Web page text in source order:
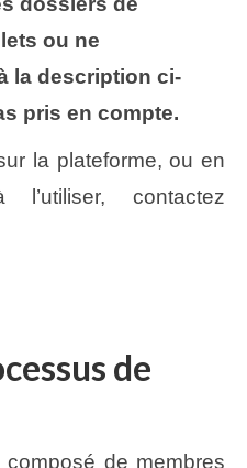
ou ne
la description ci-
pris en compte.
la plateforme, ou en
contactez
de
de membres